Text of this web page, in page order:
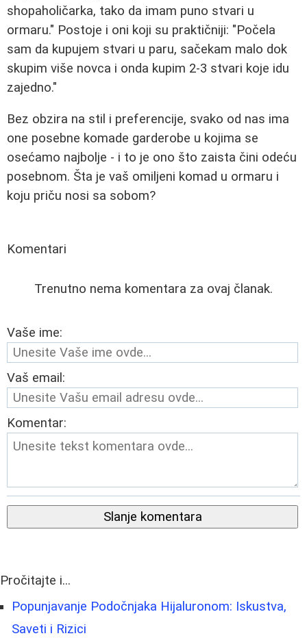
shopaholičarka, tako da imam puno stvari u
ormaru." Postoje i oni koji su praktičniji: "Počela
sam da kupujem stvari u paru, sačekam malo dok
skupim više novca i onda kupim 2-3 stvari koje idu
zajedno."
Bez obzira na stil i preferencije, svako od nas ima
one posebne komade garderobe u kojima se
osećamo najbolje - i to je ono što zaista čini odeću
posebnom. Šta je vaš omiljeni komad u ormaru i
koju priču nosi sa sobom?
Komentari
Trenutno nema komentara za ovaj članak.
Vaše ime:
Vaš email:
Komentar:
Slanje komentara
Pročitajte i...
Popunjavanje Podočnjaka Hijaluronom: Iskustva,
Saveti i Rizici